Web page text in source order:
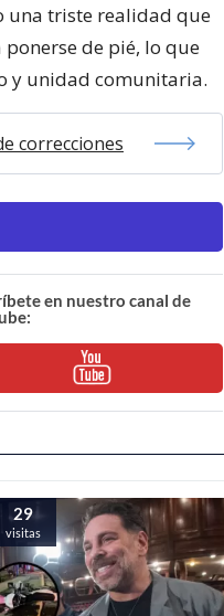
una triste realidad que
de pié, lo que
y unidad comunitaria.
correcciones
en nuestro canal de
29
visitas